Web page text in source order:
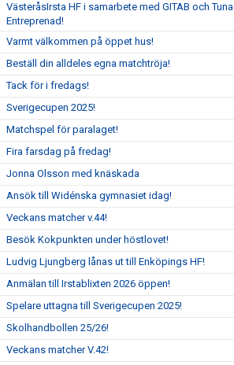
VästeråsIrsta HF i samarbete med GITAB och Tuna
Entreprenad!
Varmt välkommen på öppet hus!
Beställ din alldeles egna matchtröja!
Tack för i fredags!
Sverigecupen 2025!
Matchspel för paralaget!
Fira farsdag på fredag!
Jonna Olsson med knäskada
Ansök till Widénska gymnasiet idag!
Veckans matcher v.44!
Besök Kokpunkten under höstlovet!
Ludvig Ljungberg lånas ut till Enköpings HF!
Anmälan till Irstablixten 2026 öppen!
Spelare uttagna till Sverigecupen 2025!
Skolhandbollen 25/26!
Veckans matcher V.42!